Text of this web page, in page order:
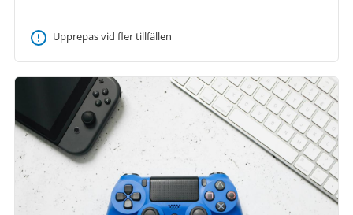
Upprepas vid fler tillfällen